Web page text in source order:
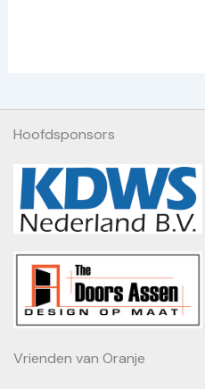
Hoofdsponsors
Vrienden van Oranje